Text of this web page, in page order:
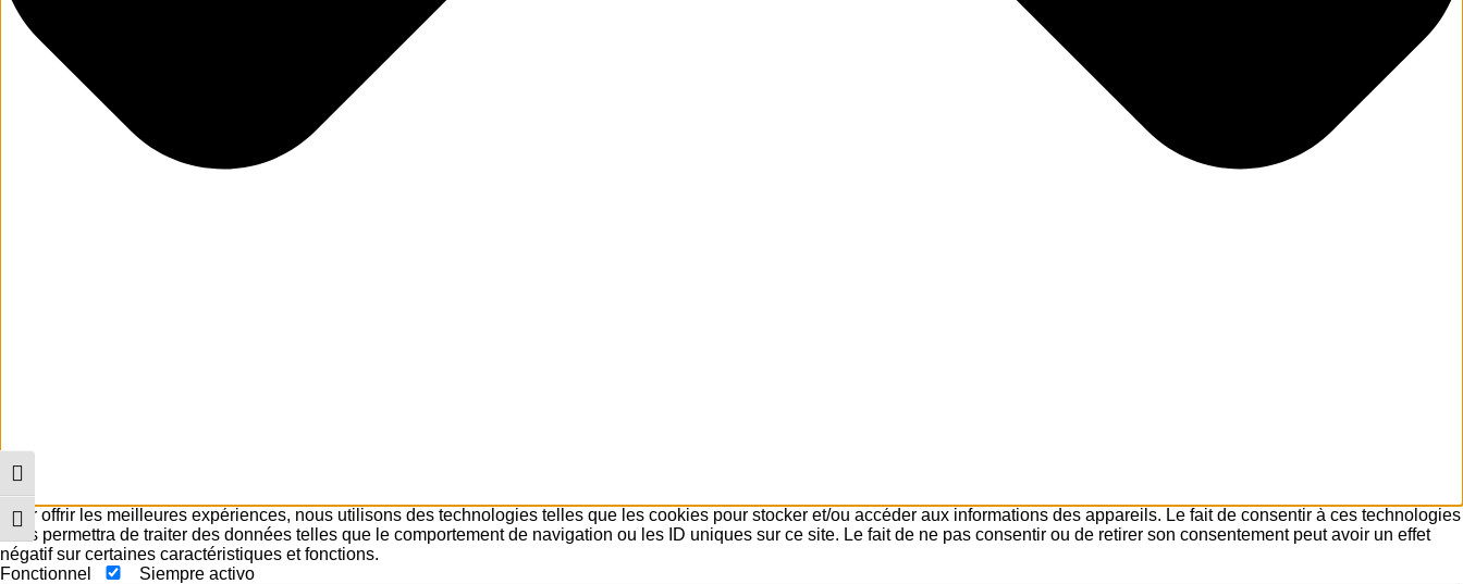
Pour offrir les meilleures expériences, nous utilisons des technologies telles que les cookies pour stocker et/ou accéder aux informations des appareils. Le fait de consentir à ces technologies
nous permettra de traiter des données telles que le comportement de navigation ou les ID uniques sur ce site. Le fait de ne pas consentir ou de retirer son consentement peut avoir un effet
négatif sur certaines caractéristiques et fonctions.
Fonctionnel
Siempre activo
Alternar alto contraste
Alternar tamaño de letra